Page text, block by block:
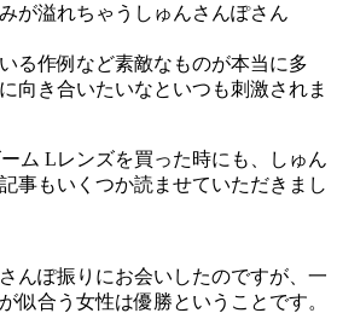
が溢れちゃうしゅんさんぽさん
る作例など素敵なものが本当に多
向き合いたいなといつも刺激されま
ム Lレンズを買った時にも、しゅん
事もいくつか読ませていただきまし
んぽ振りにお会いしたのですが、一
似合う女性は優勝ということです。